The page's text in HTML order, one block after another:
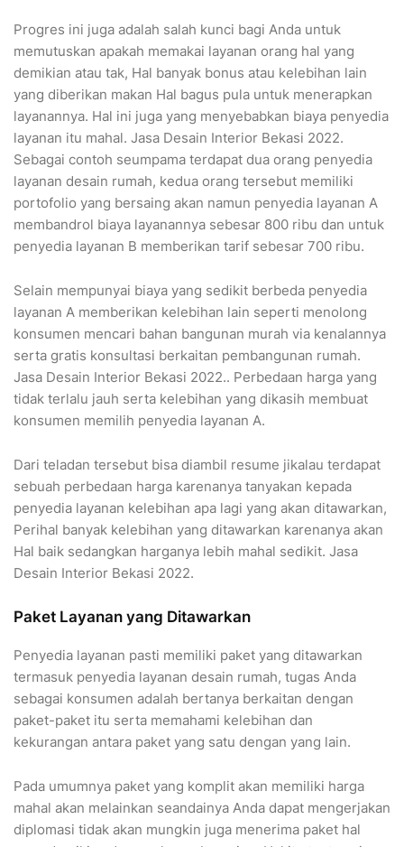
Progres ini juga adalah salah kunci bagi Anda untuk
memutuskan apakah memakai layanan orang hal yang
demikian atau tak, Hal banyak bonus atau kelebihan lain
yang diberikan makan Hal bagus pula untuk menerapkan
layanannya. Hal ini juga yang menyebabkan biaya penyedia
layanan itu mahal. Jasa Desain Interior Bekasi 2022.
Sebagai contoh seumpama terdapat dua orang penyedia
layanan desain rumah, kedua orang tersebut memiliki
portofolio yang bersaing akan namun penyedia layanan A
membandrol biaya layanannya sebesar 800 ribu dan untuk
penyedia layanan B memberikan tarif sebesar 700 ribu.
Selain mempunyai biaya yang sedikit berbeda penyedia
layanan A memberikan kelebihan lain seperti menolong
konsumen mencari bahan bangunan murah via kenalannya
serta gratis konsultasi berkaitan pembangunan rumah.
Jasa Desain Interior Bekasi 2022.. Perbedaan harga yang
tidak terlalu jauh serta kelebihan yang dikasih membuat
konsumen memilih penyedia layanan A.
Dari teladan tersebut bisa diambil resume jikalau terdapat
sebuah perbedaan harga karenanya tanyakan kepada
penyedia layanan kelebihan apa lagi yang akan ditawarkan,
Perihal banyak kelebihan yang ditawarkan karenanya akan
Hal baik sedangkan harganya lebih mahal sedikit. Jasa
Desain Interior Bekasi 2022.
Paket Layanan yang Ditawarkan
Penyedia layanan pasti memiliki paket yang ditawarkan
termasuk penyedia layanan desain rumah, tugas Anda
sebagai konsumen adalah bertanya berkaitan dengan
paket-paket itu serta memahami kelebihan dan
kekurangan antara paket yang satu dengan yang lain.
Pada umumnya paket yang komplit akan memiliki harga
mahal akan melainkan seandainya Anda dapat mengerjakan
diplomasi tidak akan mungkin juga menerima paket hal